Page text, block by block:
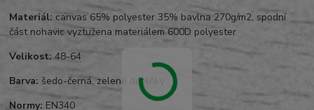
Materiál: canvas 65% polyester 35% bavlna 270g/m2, spodní
část nohavic vyztužena materiálem 600D polyester
Velikost: 48-64
Barva: šedo-černá, zelené doplňky
Normy: EN340